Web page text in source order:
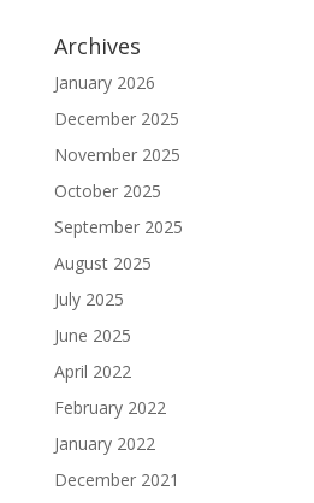
Archives
January 2026
December 2025
November 2025
October 2025
September 2025
August 2025
July 2025
June 2025
April 2022
February 2022
January 2022
December 2021